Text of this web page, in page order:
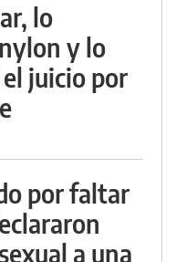
lo
y lo
juicio por
por faltar
a una